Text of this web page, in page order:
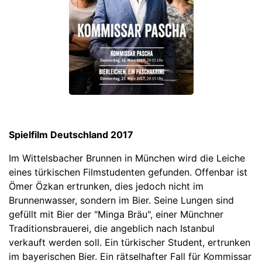
Spielfilm Deutschland 2017
Im Wittelsbacher Brunnen in München wird die Leiche
eines türkischen Filmstudenten gefunden. Offenbar ist
Ömer Özkan ertrunken, dies jedoch nicht im
Brunnenwasser, sondern im Bier. Seine Lungen sind
gefüllt mit Bier der "Minga Bräu", einer Münchner
Traditionsbrauerei, die angeblich nach Istanbul
verkauft werden soll. Ein türkischer Student, ertrunken
im bayerischen Bier. Ein rätselhafter Fall für Kommissar